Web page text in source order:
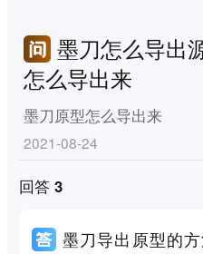
墨刀怎么导出
怎么导出来
墨刀原型怎么导出来
2021-08-24
回答 3
墨刀导出原型的